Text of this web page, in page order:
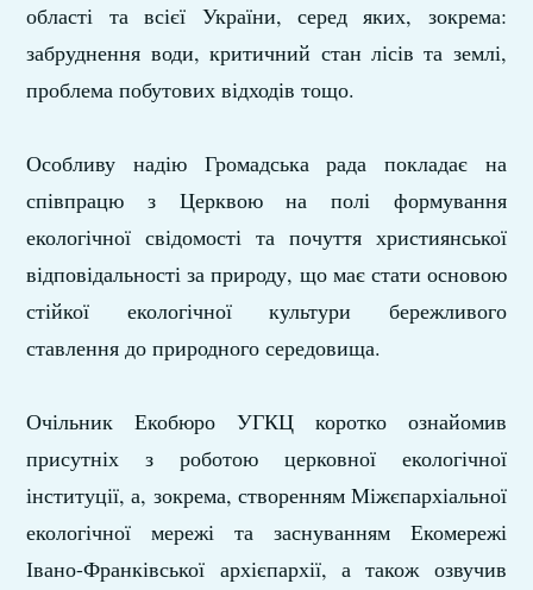
області та всієї України, серед яких, зокрема:
забруднення води, критичний стан лісів та землі,
проблема побутових відходів тощо.
Особливу надію Громадська рада покладає на
співпрацю з Церквою на полі формування
екологічної свідомості та почуття християнської
відповідальності за природу, що має стати основою
стійкої екологічної культури бережливого
ставлення до природного середовища.
Очільник Екобюро УГКЦ коротко ознайомив
присутніх з роботою церковної екологічної
інституції, а, зокрема, створенням Міжєпархіальної
екологічної мережі та заснуванням Екомережі
Івано-Франківської архієпархії, а також озвучив